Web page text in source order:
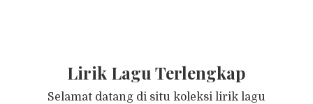
Lirik Lagu Terlengkap
Selamat datang di situ koleksi lirik lagu